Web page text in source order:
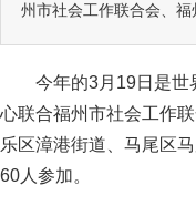
州市社会工作联合会、
今年的3月19日是世
心联合福州市社会工作
乐区漳港街道、马尾区
60人参加。